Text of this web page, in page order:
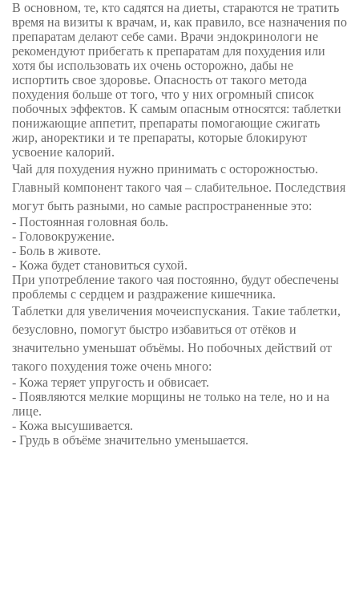
В основном, те, кто садятся на диеты, стараются не тратить
время на визиты к врачам, и, как правило, все назначения по
препаратам делают себе сами. Врачи эндокринологи не
рекомендуют прибегать к препаратам для похудения или
хотя бы использовать их очень осторожно, дабы не
испортить свое здоровье. Опасность от такого метода
похудения больше от того, что у них огромный список
побочных эффектов. К самым опасным относятся: таблетки
понижающие аппетит, препараты помогающие сжигать
жир, аноректики и те препараты, которые блокируют
усвоение калорий.
Чай для похудения нужно принимать с осторожностью.
Главный компонент такого чая – слабительное. Последствия
могут быть разными, но самые распространенные это:
- Постоянная головная боль.
- Головокружение.
- Боль в животе.
- Кожа будет становиться сухой.
При употребление такого чая постоянно, будут обеспечены
проблемы с сердцем и раздражение кишечника.
Таблетки для увеличения мочеиспускания. Такие таблетки,
безусловно, помогут быстро избавиться от отёков и
значительно уменьшат объёмы. Но побочных действий от
такого похудения тоже очень много:
- Кожа теряет упругость и обвисает.
- Появляются мелкие морщины не только на теле, но и на
лице.
- Кожа высушивается.
- Грудь в объёме значительно уменьшается.